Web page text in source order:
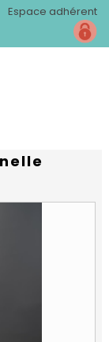
Espace adhérent